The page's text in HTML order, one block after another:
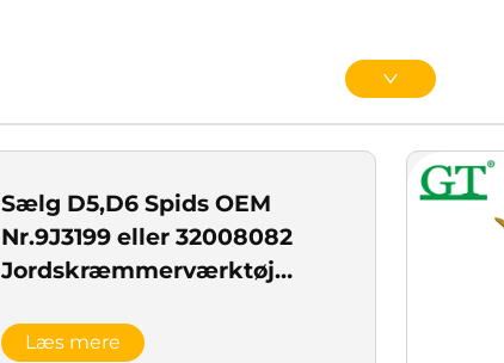
Sælg D5,D6 Spids OEM
Nr.9J3199 eller 32008082
Jordskræmmerværktøj
Læs mere